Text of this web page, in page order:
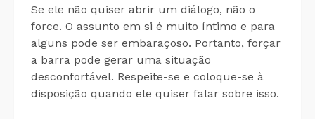
Se ele não quiser abrir um diálogo, não o
force. O assunto em si é muito íntimo e para
alguns pode ser embaraçoso. Portanto, forçar
a barra pode gerar uma situação
desconfortável. Respeite-se e coloque-se à
disposição quando ele quiser falar sobre isso.